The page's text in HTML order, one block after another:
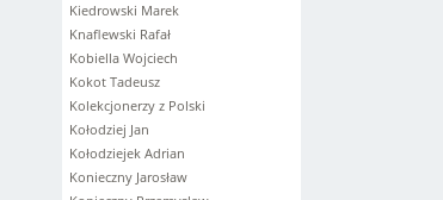
Kiedrowski Marek
Knaflewski Rafał
Kobiella Wojciech
Kokot Tadeusz
Kolekcjonerzy z Polski
Kołodziej Jan
Kołodziejek Adrian
Konieczny Jarosław